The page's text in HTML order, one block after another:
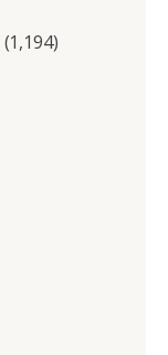
(1,194)